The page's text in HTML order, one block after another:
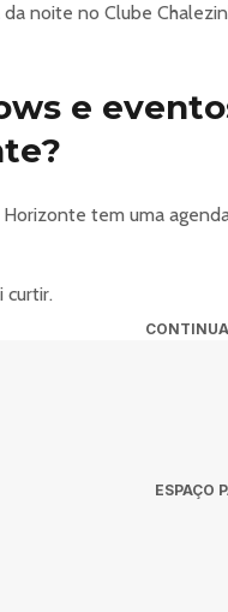
noite no Clube
e
tem uma
curtir.
ESPAÇO